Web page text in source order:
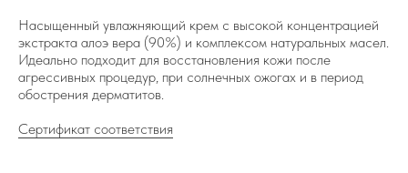
Насыщенный увлажняющий крем с высокой концентрацией
экстракта алоэ вера (90%) и комплексом натуральных масел.
Идеально подходит для восстановления кожи после
агрессивных процедур, при солнечных ожогах и в период
обострения дерматитов.
Сертификат соответствия